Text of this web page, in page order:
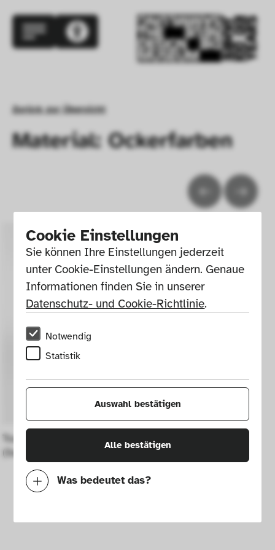
Cookie Einstellungen
Sie können Ihre Einstellungen jederzeit
unter Cookie-Einstellungen ändern. Genaue
Informationen finden Sie in unserer
Datenschutz- und Cookie-Richtlinie.
Notwendig
Statistik
Auswahl bestätigen
Alle bestätigen
Was bedeutet das?
Mit diesen Cookies können wir durch
Zurück zur Übersicht
Material: Ockerfarben
Toaster Universal Mod. E9410
(Sweetheart Toaster)